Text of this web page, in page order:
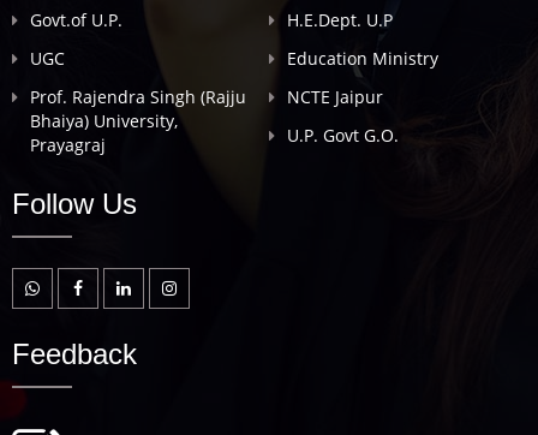
Govt.of U.P.
H.E.Dept. U.P
UGC
Education Ministry
Prof. Rajendra Singh (Rajju
Bhaiya) University,
Prayagraj
NCTE Jaipur
U.P. Govt G.O.
Follow Us
Feedback